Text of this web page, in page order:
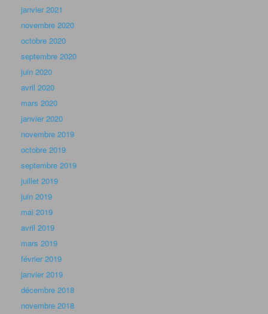
janvier 2021
novembre 2020
octobre 2020
septembre 2020
juin 2020
avril 2020
mars 2020
janvier 2020
novembre 2019
octobre 2019
septembre 2019
juillet 2019
juin 2019
mai 2019
avril 2019
mars 2019
février 2019
janvier 2019
décembre 2018
novembre 2018